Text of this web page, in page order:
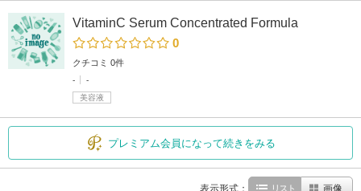
VitaminC Serum Concentrated Formula
0
クチコミ 0件
-
-
美容液
プレミアム会員になって続きをみる
表示形式： リスト 画像